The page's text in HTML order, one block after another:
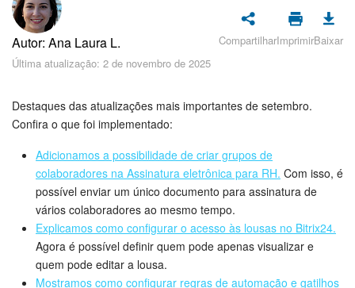
Segurança
Feed
Messenger
Bitrix24 Collabs
Calendário
Bitrix24 Drive
Autor: Ana Laura L.
Última atualização: 2 de novembro de 2025
CompartilharImprimirBaixar
Destaques das atualizações mais importantes de setembro.
Confira o que foi implementado:
Adicionamos a possibilidade de criar grupos de
colaboradores na Assinatura eletrônica para RH. Com isso, é
possível enviar um único documento para assinatura de
vários colaboradores ao mesmo tempo.
Explicamos como configurar o acesso às lousas no Bitrix24.
Agora é possível definir quem pode apenas visualizar e
quem pode editar a lousa.
Mostramos como configurar regras de automação e gatilhos